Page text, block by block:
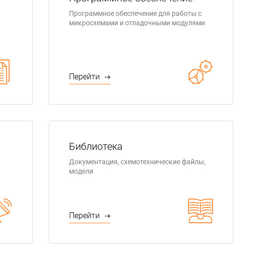
Программное обеспечение для работы с
микросхемами и отладочными модулями
Перейти
Библиотека
Документация, схемотехнические файлы,
модели
Перейти